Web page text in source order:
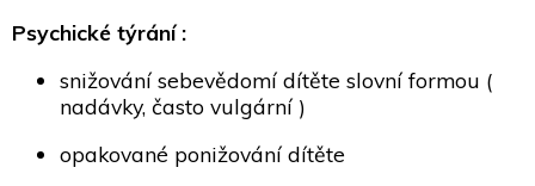
Psychické týrání :
snižování sebevědomí dítěte slovní formou (
nadávky, často vulgární )
opakované ponižování dítěte